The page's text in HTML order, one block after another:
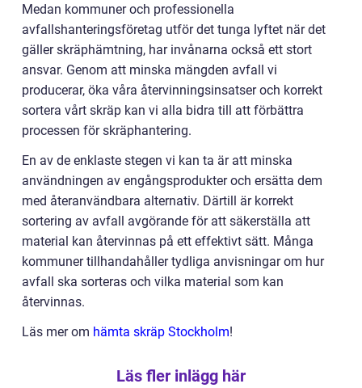
Medan kommuner och professionella
avfallshanteringsföretag utför det tunga lyftet när det
gäller skräphämtning, har invånarna också ett stort
ansvar. Genom att minska mängden avfall vi
producerar, öka våra återvinningsinsatser och korrekt
sortera vårt skräp kan vi alla bidra till att förbättra
processen för skräphantering.
En av de enklaste stegen vi kan ta är att minska
användningen av engångsprodukter och ersätta dem
med återanvändbara alternativ. Därtill är korrekt
sortering av avfall avgörande för att säkerställa att
material kan återvinnas på ett effektivt sätt. Många
kommuner tillhandahåller tydliga anvisningar om hur
avfall ska sorteras och vilka material som kan
återvinnas.
Läs mer om hämta skräp Stockholm!
Läs fler inlägg här